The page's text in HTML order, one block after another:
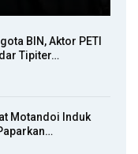
BIN, Aktor PETI
Tipiter…
Motandoi Induk